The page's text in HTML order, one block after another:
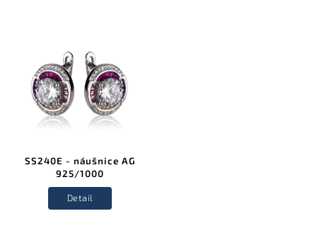
SS240E - náušnice AG
925/1000
Detail